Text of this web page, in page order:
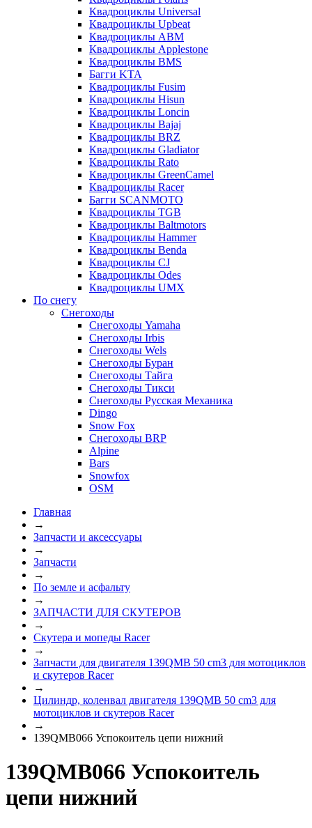
Квадроциклы Universal
Квадроциклы Upbeat
Квадроциклы ABM
Квадроциклы Applestone
Квадроциклы BMS
Багги KTA
Квадроциклы Fusim
Квадроциклы Hisun
Квадроциклы Loncin
Квадроциклы Bajaj
Квадроциклы BRZ
Квадроциклы Gladiator
Квадроциклы Rato
Квадроциклы GreenCamel
Квадроциклы Racer
Багги SCANMOTO
Квадроциклы TGB
Квадроциклы Baltmotors
Квадроциклы Hammer
Квадроциклы Benda
Квадроциклы CJ
Квадроциклы Odes
Квадроциклы UMX
По снегу
Снегоходы
Снегоходы Yamaha
Снегоходы Irbis
Снегоходы Wels
Снегоходы Буран
Снегоходы Тайга
Снегоходы Тикси
Снегоходы Русская Механика
Dingo
Snow Fox
Снегоходы BRP
Alpine
Bars
Snowfox
OSM
Главная
→
Запчасти и аксессуары
→
Запчасти
→
По земле и асфальту
→
ЗАПЧАСТИ ДЛЯ СКУТЕРОВ
→
Скутера и мопеды Racer
→
Запчасти для двигателя 139QMB 50 cm3 для мотоциклов
и скутеров Racer
→
Цилиндр, коленвал двигателя 139QMB 50 cm3 для
мотоциклов и скутеров Racer
→
139QMB066 Успокоитель цепи нижний
139QMB066 Успокоитель
цепи нижний